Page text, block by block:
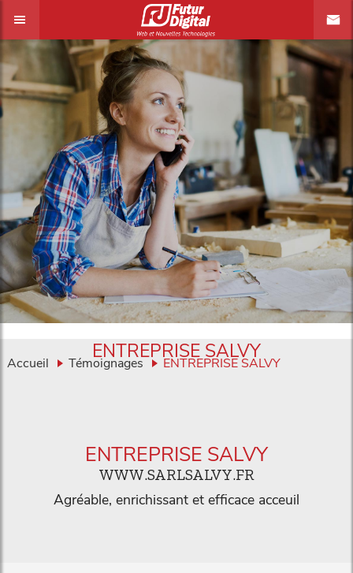
Accueil Témoignages ENTREPRISE SALVY
ENTREPRISE SALVY
ENTREPRISE SALVY
WWW.SARLSALVY.FR
Agréable, enrichissant et efficace acceuil